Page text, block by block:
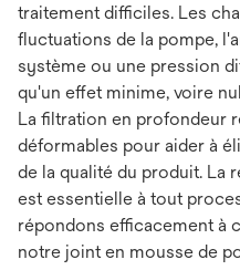
traitement difficiles. Les
fluctuations de la pompe,
système ou une pression
qu'un effet minime, voire
La filtration en profondeur
déformables pour aider à
de la qualité du produit. La
est essentielle à tout
répondons efficacement à
notre joint en mousse de